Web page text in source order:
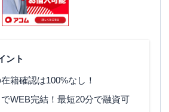
ント
籍確認は100%なし！
WEB完結！最短20分で融資可